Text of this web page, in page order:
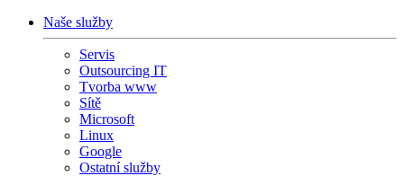
Naše služby
Servis
Outsourcing IT
Tvorba www
Sítě
Microsoft
Linux
Google
Ostatní služby